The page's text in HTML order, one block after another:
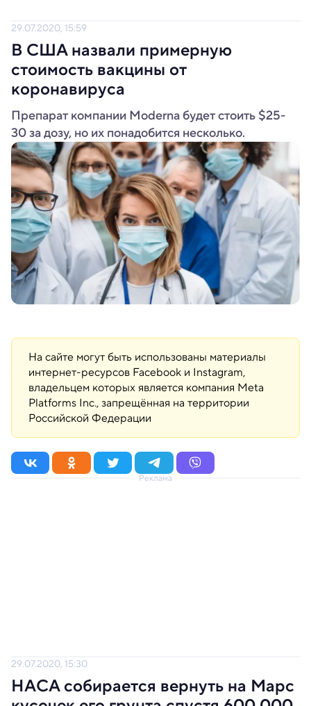
29.07.2020, 15:59
В США назвали примерную
стоимость вакцины от
коронавируса
Препарат компании Moderna будет стоить $25-
30 за дозу, но их понадобится несколько.
На сайте могут быть использованы материалы
интернет-ресурсов Facebook и Instagram,
владельцем которых является компания Meta
Platforms Inc., запрещённая на территории
Российской Федерации
Реклама
29.07.2020, 15:30
НАСА собирается вернуть на Марс